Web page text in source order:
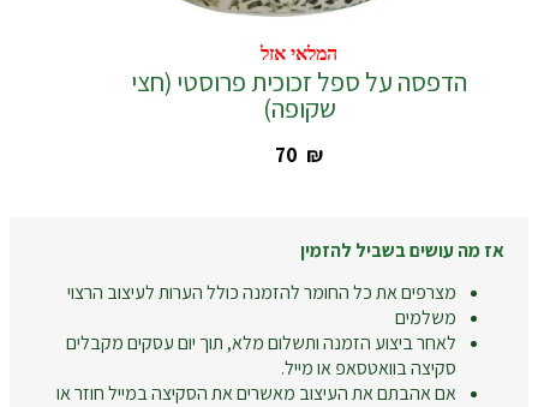
המלאי אזל
המלאי אזל
הדפסה על ספל זכוכית פרוסטי (חצי
שקופה)
‎70 ₪
אז מה עושים בשביל להזמין
מצרפים את כל החומר להזמנה כולל הערות לעיצוב הרצוי
משלמים
לאחר ביצוע הזמנה ותשלום מלא, תוך יום עסקים מקבלים
סקיצה בוואטסאפ או מייל.
אם אהבתם את העיצוב מאשרים את הסקיצה במייל חוזר או